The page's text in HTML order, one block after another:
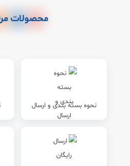
محصولات
نحوه بسته بندی و ارسال